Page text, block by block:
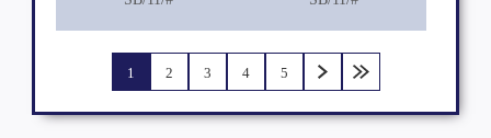
1 2 3 4 5